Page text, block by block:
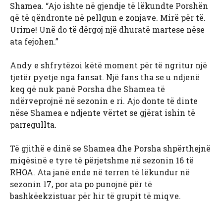
Shamea. “Ajo ishte në gjendje të lëkundte Porshën
që të qëndronte në pellgun e zonjave. Mirë për të.
Urime! Unë do të dërgoj një dhuratë martese nëse
ata fejohen.”
Andy e shfrytëzoi këtë moment për të ngritur një
tjetër pyetje nga fansat. Një fans tha se u ndjenë
keq që nuk panë Porsha dhe Shamea të
ndërveprojnë në sezonin e ri. Ajo donte të dinte
nëse Shamea e ndjente vërtet se gjërat ishin të
parregullta.
Të gjithë e dinë se Shamea dhe Porsha shpërthejnë
miqësinë e tyre të përjetshme në sezonin 16 të
RHOA. Ata janë ende në terren të lëkundur në
sezonin 17, por ata po punojnë për të
bashkëekzistuar për hir të grupit të miqve.